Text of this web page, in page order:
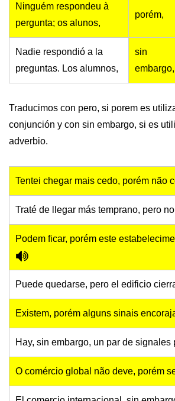
Ninguém respondeu à
pergunta; os alunos,
porém,
Nadie respondió a la
preguntas. Los alumnos,
sin
embargo,
Traducimos con pero, si porem es
conjunción y con sin embargo, si es
adverbio.
Tentei chegar mais cedo, porém não
Traté de llegar más temprano, pero
Podem ficar, porém este
Puede quedarse, pero el edificio
Existem, porém alguns sinais
Hay, sin embargo, un par de signales
O comércio global não deve, porém